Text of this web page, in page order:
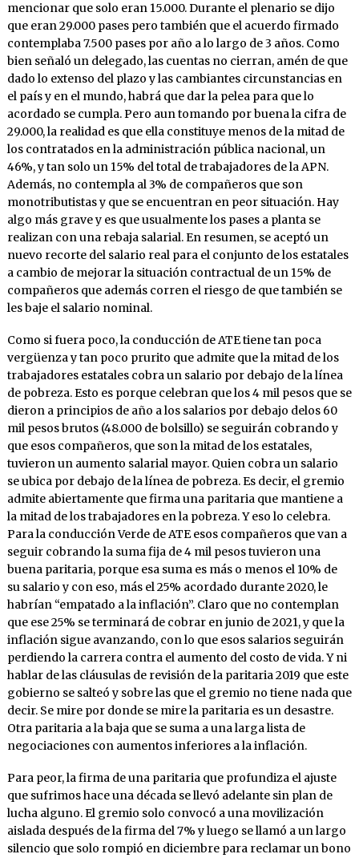
mencionar que solo eran 15.000. Durante el plenario se dijo
que eran 29.000 pases pero también que el acuerdo firmado
contemplaba 7.500 pases por año a lo largo de 3 años. Como
bien señaló un delegado, las cuentas no cierran, amén de que
dado lo extenso del plazo y las cambiantes circunstancias en
el país y en el mundo, habrá que dar la pelea para que lo
acordado se cumpla. Pero aun tomando por buena la cifra de
29.000, la realidad es que ella constituye menos de la mitad de
los contratados en la administración pública nacional, un
46%, y tan solo un 15% del total de trabajadores de la APN.
Además, no contempla al 3% de compañeros que son
monotributistas y que se encuentran en peor situación. Hay
algo más grave y es que usualmente los pases a planta se
realizan con una rebaja salarial. En resumen, se aceptó un
nuevo recorte del salario real para el conjunto de los estatales
a cambio de mejorar la situación contractual de un 15% de
compañeros que además corren el riesgo de que también se
les baje el salario nominal.
Como si fuera poco, la conducción de ATE tiene tan poca
vergüenza y tan poco prurito que admite que la mitad de los
trabajadores estatales cobra un salario por debajo de la línea
de pobreza. Esto es porque celebran que los 4 mil pesos que se
dieron a principios de año a los salarios por debajo delos 60
mil pesos brutos (48.000 de bolsillo) se seguirán cobrando y
que esos compañeros, que son la mitad de los estatales,
tuvieron un aumento salarial mayor. Quien cobra un salario
se ubica por debajo de la línea de pobreza. Es decir, el gremio
admite abiertamente que firma una paritaria que mantiene a
la mitad de los trabajadores en la pobreza. Y eso lo celebra.
Para la conducción Verde de ATE esos compañeros que van a
seguir cobrando la suma fija de 4 mil pesos tuvieron una
buena paritaria, porque esa suma es más o menos el 10% de
su salario y con eso, más el 25% acordado durante 2020, le
habrían “empatado a la inflación”. Claro que no contemplan
que ese 25% se terminará de cobrar en junio de 2021, y que la
inflación sigue avanzando, con lo que esos salarios seguirán
perdiendo la carrera contra el aumento del costo de vida. Y ni
hablar de las cláusulas de revisión de la paritaria 2019 que este
gobierno se salteó y sobre las que el gremio no tiene nada que
decir. Se mire por donde se mire la paritaria es un desastre.
Otra paritaria a la baja que se suma a una larga lista de
negociaciones con aumentos inferiores a la inflación.
Para peor, la firma de una paritaria que profundiza el ajuste
que sufrimos hace una década se llevó adelante sin plan de
lucha alguno. El gremio solo convocó a una movilización
aislada después de la firma del 7% y luego se llamó a un largo
silencio que solo rompió en diciembre para reclamar un bono